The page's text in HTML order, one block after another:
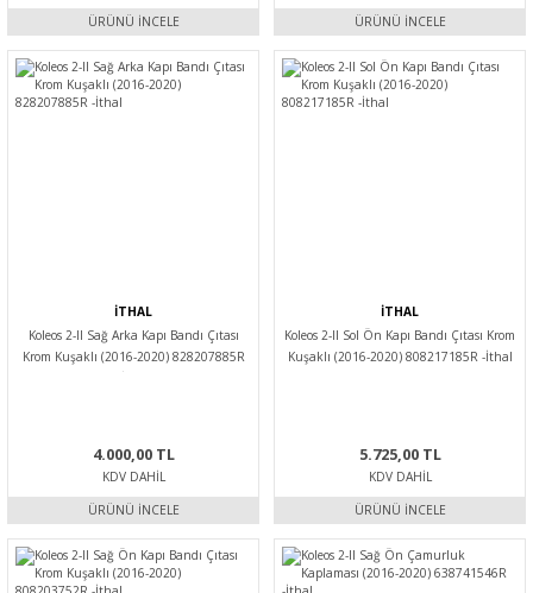
ÜRÜNÜ İNCELE ÜRÜNÜ İNCELE
İTHAL
Koleos 2-II Sağ Arka Kapı Bandı Çıtası
Krom Kuşaklı (2016-2020) 828207885R
4.000,00 TL
KDV DAHIL
ÜRÜNÜ İNCELE
İTHAL
Koleos 2-II Sol Ön Kapı Bandı Çıtası Krom
Kuşaklı (2016-2020) 808217185R -İthal
5.725,00 TL
KDV DAHIL
ÜRÜNÜ İNCELE